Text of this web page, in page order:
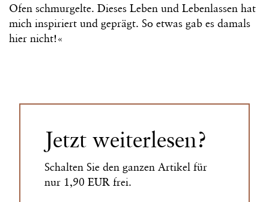
Ofen schmurgelte. Dieses Leben und Lebenlassen hat
mich inspiriert und geprägt. So etwas gab es damals
hier nicht!«
Jetzt weiterlesen?
Schalten Sie den ganzen Artikel für
nur 1,90 EUR frei.